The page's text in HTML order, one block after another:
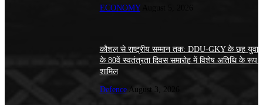
ECONOMY
कौशल से राष्ट्रीय सम्मान तक: DDU-GKY के छह युवा
के 80वें स्वतंत्रता दिवस समारोह में विशेष अतिथि के रूप
शामिल
Defence August 3, 2026